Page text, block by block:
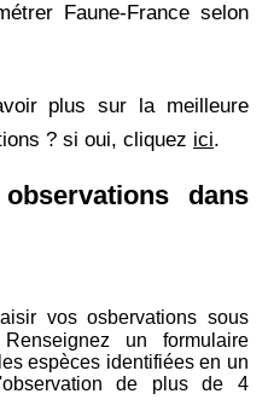
Faune-France selon
plus sur la meilleure
? si oui, cliquez ici.
dans
vos osbervations sous
un formulaire
espèces identifiées en un
de plus de 4